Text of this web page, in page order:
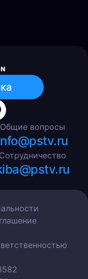
Общие вопросы
Сотрудничество